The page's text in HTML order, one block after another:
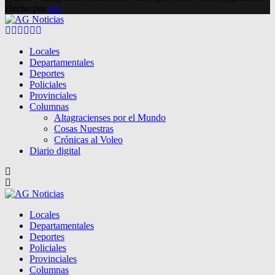
Hecho por lma
Facebook
Twitter
Instagram
Pinterest
Google
Locales
Departamentales
Deportes
Policiales
Provinciales
Columnas
Altagracienses por el Mundo
Cosas Nuestras
Crónicas al Voleo
Diario digital
Locales
Departamentales
Deportes
Policiales
Provinciales
Columnas